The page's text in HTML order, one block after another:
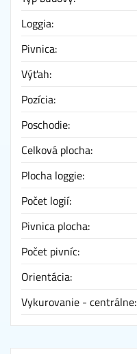
Loggia:
Pivnica:
Výťah:
Pozícia:
Poschodie:
Celková plocha:
Plocha loggie:
Počet logií:
Pivnica plocha:
Počet pivníc:
Orientácia:
Vykurovanie - centrálne: